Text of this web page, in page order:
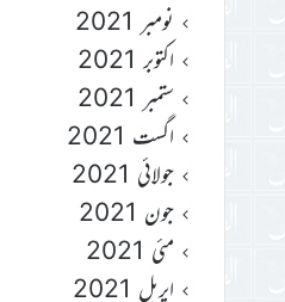
نومبر 2021
اکتوبر 2021
ستمبر 2021
اگست 2021
جولائی 2021
جون 2021
مئی 2021
اپریل 2021